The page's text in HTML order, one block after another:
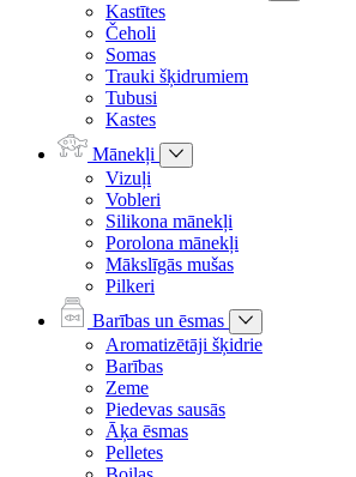
Kastītes
Čeholi
Somas
Trauki šķidrumiem
Tubusi
Kastes
Mānekļi
Vizuļi
Vobleri
Silikona mānekļi
Porolona mānekļi
Mākslīgās mušas
Pilkeri
Barības un ēsmas
Aromatizētāji šķidrie
Barības
Zeme
Piedevas sausās
Āķa ēsmas
Pelletes